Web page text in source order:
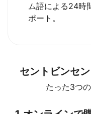
ム語による24時
ポート。
セントビンセ
たった3つ